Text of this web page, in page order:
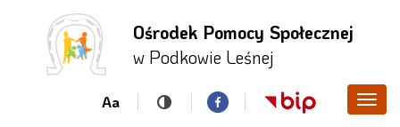
Przejdź
do menu
Przejdź
do
Przejdź
do menu
Ośrodek Pomocy Społecznej
w Podkowie Leśnej
Aa